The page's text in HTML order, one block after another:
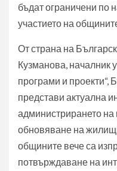
бъдат ограничени по
участието на
От страна на
Кузманова, началник
програми и проекти“,
представи актуална
администрирането на
обновяване на
общините вече са
потвърждаване на